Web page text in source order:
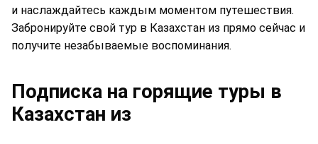
и наслаждайтесь каждым моментом путешествия.
Забронируйте свой тур в Казахстан из прямо сейчас и
получите незабываемые воспоминания.
Подписка на горящие туры в
Казахстан из